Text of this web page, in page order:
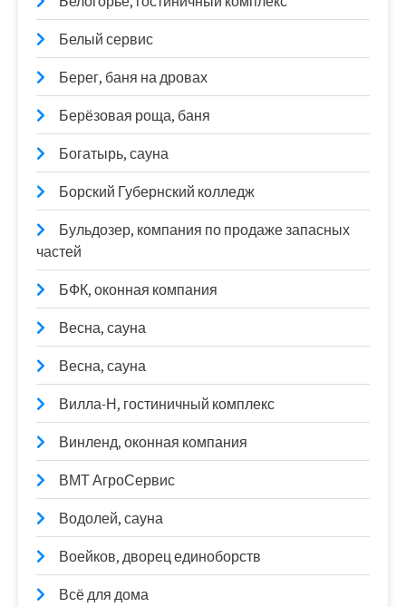
Белый сервис
Берег, баня на дровах
Берёзовая роща, баня
Богатырь, сауна
Борский Губернский колледж
Бульдозер, компания по продаже запасных
частей
БФК, оконная компания
Весна, сауна
Весна, сауна
Вилла-Н, гостиничный комплекс
Винленд, оконная компания
ВМТ АгроСервис
Водолей, сауна
Воейков, дворец единоборств
Всё для дома